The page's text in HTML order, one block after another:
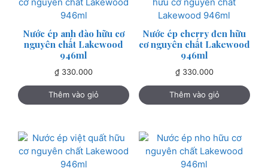
Nước ép anh đào hữu cơ
nguyên chất Lakewood
946ml
₫ 330.000
Thêm vào giỏ
Nước ép cherry đen hữu
cơ nguyên chất Lakewood
946ml
₫330.000
Thêm vào giỏ